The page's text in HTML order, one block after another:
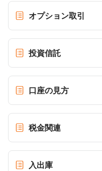
オプション取引
投資信託
口座の見方
税金関連
入出庫